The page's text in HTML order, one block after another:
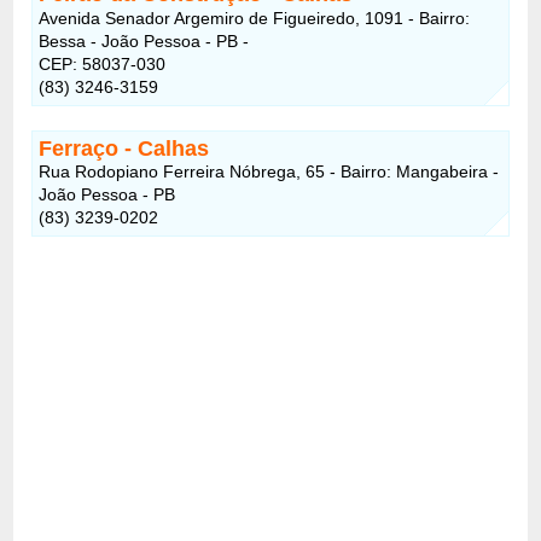
Avenida Senador Argemiro de Figueiredo, 1091 - Bairro:
Bessa - João Pessoa - PB -
CEP: 58037-030
(83) 3246-3159
Ferraço- Calhas
Rua Rodopiano Ferreira Nóbrega, 65 - Bairro: Mangabeira -
João Pessoa - PB
(83) 3239-0202